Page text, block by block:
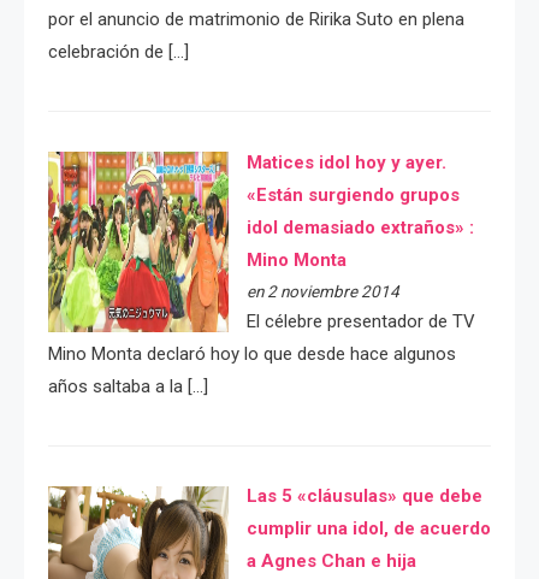
por el anuncio de matrimonio de Ririka Suto en plena
celebración de […]
Matices idol hoy y ayer.
«Están surgiendo grupos
idol demasiado extraños» :
Mino Monta
en 2 noviembre 2014
El célebre presentador de TV
Mino Monta declaró hoy lo que desde hace algunos
años saltaba a la […]
Las 5 «cláusulas» que debe
cumplir una idol, de acuerdo
a Agnes Chan e hija